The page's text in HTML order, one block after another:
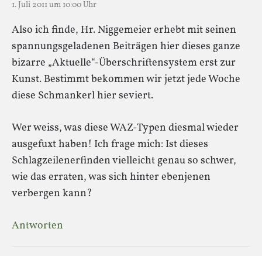
1. Juli 2011 um 10:00 Uhr
Also ich finde, Hr. Niggemeier erhebt mit seinen
spannungsgeladenen Beiträgen hier dieses ganze
bizarre „Aktuelle“-Überschriftensystem erst zur
Kunst. Bestimmt bekommen wir jetzt jede Woche
diese Schmankerl hier seviert.
Wer weiss, was diese WAZ-Typen diesmal wieder
ausgefuxt haben! Ich frage mich: Ist dieses
Schlagzeilenerfinden vielleicht genau so schwer,
wie das erraten, was sich hinter ebenjenen
verbergen kann?
Antworten